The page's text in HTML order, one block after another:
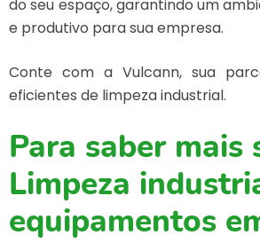
do seu espaço, garantindo um
e produtivo para sua empresa.
Conte com a Vulcann, sua
eficientes de limpeza industrial.
Para saber mais
Limpeza
equipamentos